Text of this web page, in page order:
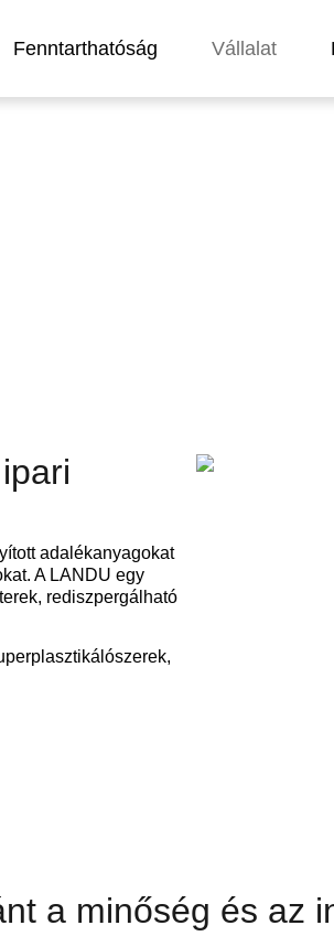
Fenntarthatóság Vállalat
adalékanyagokat
A LANDU egy
rediszpergálható
a minőség és az